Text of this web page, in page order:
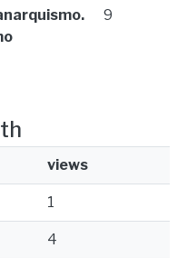
9
views
1
4